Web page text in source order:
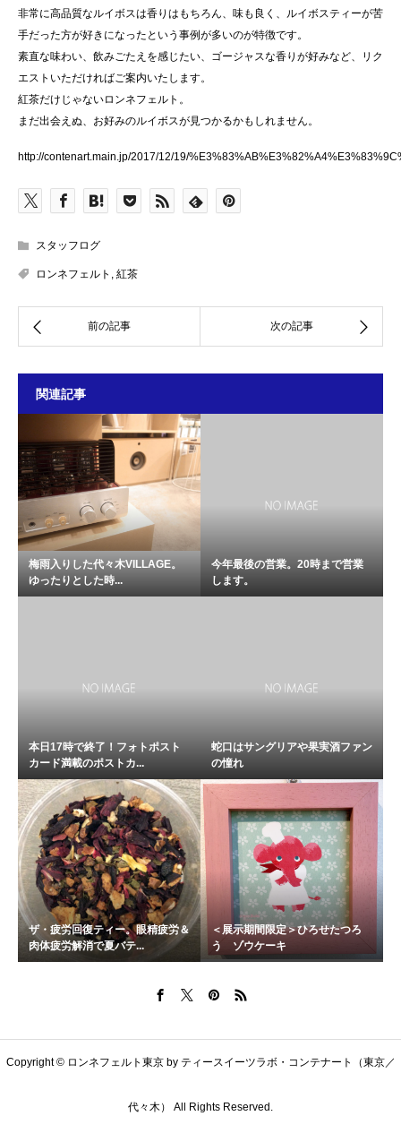
非常に高品質なルイボスは香りはもちろん、味も良く、ルイボスティーが苦
手だった方が好きになったという事例が多いのが特徴です。
素直な味わい、飲みごたえを感じたい、ゴージャスな香りが好みなど、リク
エストいただければご案内いたします。
紅茶だけじゃないロンネフェルト。
まだ出会えぬ、お好みのルイボスが見つかるかもしれません。
http://contenart.main.jp/2017/12/19/
スタッフログ
ロンネフェルト , 紅茶
関連記事
梅雨入りした代々木VILLAGE。
ゆったりとした時...
今年最後の営業。20時まで営業
します。
本日17時で終了！フォトポスト
カード満載のポストカ...
蛇口はサングリアや果実酒ファン
の憧れ
ザ・疲労回復ティー。眼精疲労＆
肉体疲労解消で夏バテ...
＜展示期間限定＞ひろせたつろ
う ゾウケーキ
Copyright © ロンネフェルト東京 by ティースイーツラボ・コンテナート（東京／
代々木） All Rights Reserved.